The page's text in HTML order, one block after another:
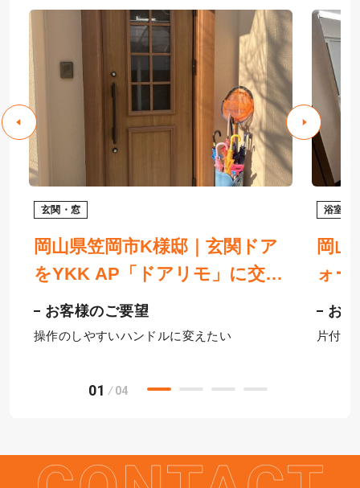
玄関・窓
岡山県笠岡市K様邸｜玄関ドア
をYKK AP「ドアリモ」に交
換！1日施工で快適な玄関へ
お客様のご要望
操作のしやすいハンドルに変えたい
浴室
岡山
ォー
プ
サク
お
片付い
01 04